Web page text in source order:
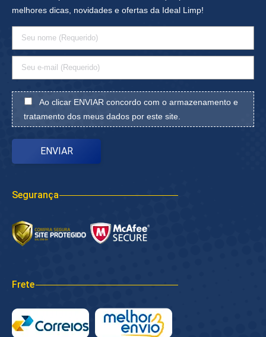
melhores dicas, novidades e ofertas da Ideal Limp!
Ao clicar ENVIAR concordo com o armazenamento e
tratamento dos meus dados por este site.
Segurança
Frete